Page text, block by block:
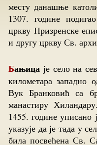
месту данашње
1307. године
цркву Призренске
и другу цркву Св.
Бањица је село на
километара западно
Вук Бранковић са
манастиру
1455. године
указује да је тада у
била посвећена Св.